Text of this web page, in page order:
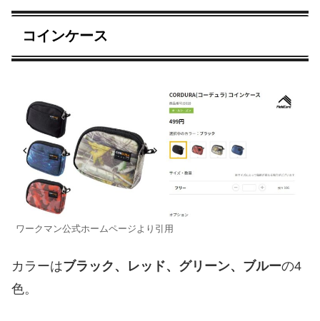
コインケース
ワークマン公式ホームページより引用
カラーはブラック、レッド、グリーン、ブルーの4
色。